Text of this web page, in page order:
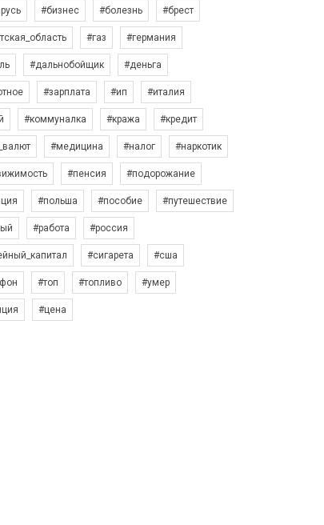
#бизнес #болезнь #брест
#газ #германия
#дальнобойщик #деньга
#зарплата #ип #италия
#коммуналка #кража #кредит
#медицина #налог #наркотик
#пенсия #подорожание
#польша #пособие #путешествие
#работа #россия
#сигарета #сша
#топ #топливо #умер
#цена